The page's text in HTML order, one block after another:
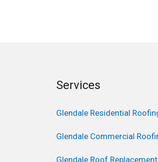
Services
Glendale Residential
Glendale Commercial
Glendale Roof Replacement